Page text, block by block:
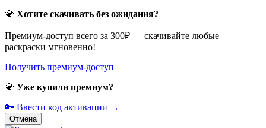
💎 Хотите скачивать без ожидания?
Премиум-доступ всего за 300₽ — скачивайте любые
раскраски мгновенно!
Получить премиум-доступ
💎 Уже купили премиум?
🔑 Ввести код активации →
Отмена